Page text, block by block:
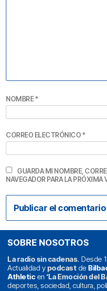
NOMBRE*
CORREO ELECTRÓNICO *
GUARDA MI NOMBRE,
NAVEGADOR PARA LA
SOBRE NOSOTROS
La radio sin cadenas. Desde
Actualidad y podcast de
Athleticen ‘La Emoción del
deportes, sociedad, cultura,